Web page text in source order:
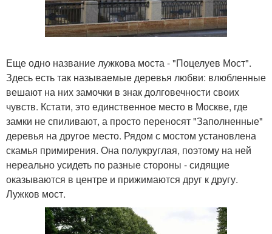
Еще одно название лужкова моста - "Поцелуев Мост".
Здесь есть так называемые деревья любви: влюбленные
вешают на них замочки в знак долговечности своих
чувств. Кстати, это единственное место в Москве, где
замки не спиливают, а просто переносят "Заполненные"
деревья на другое место. Рядом с мостом установлена
скамья примирения. Она полукруглая, поэтому на ней
нереально усидеть по разные стороны - сидящие
оказываются в центре и прижимаются друг к другу.
Лужков мост.